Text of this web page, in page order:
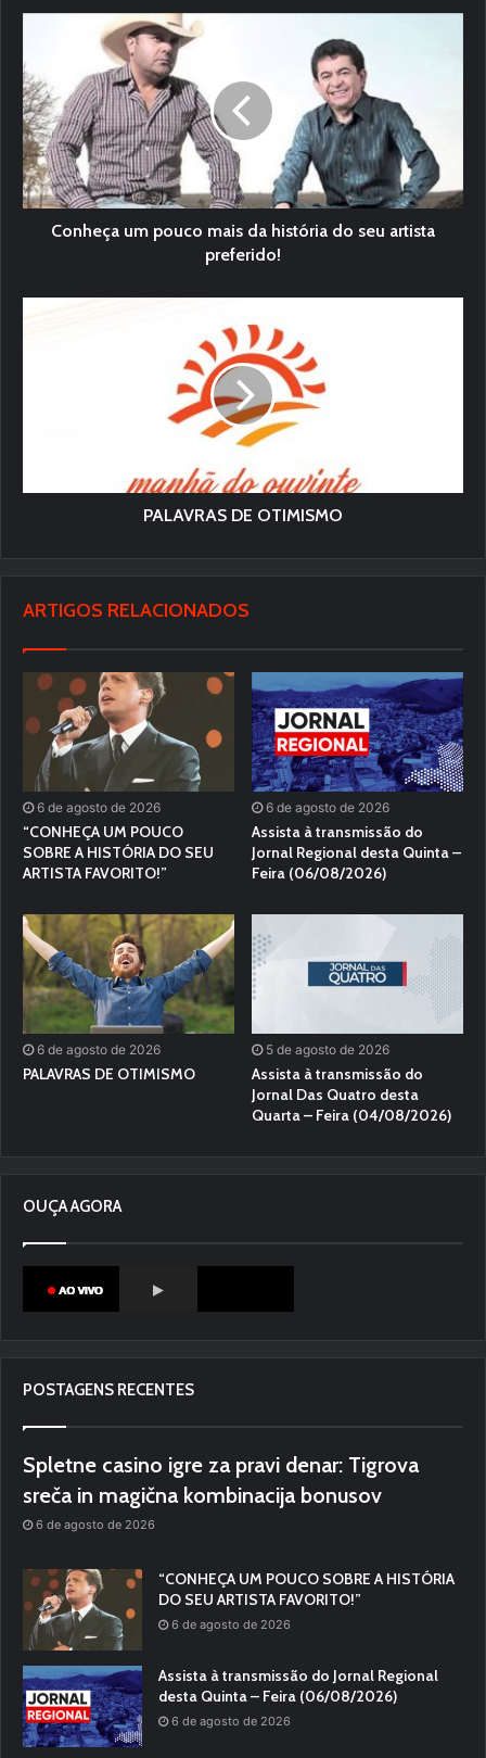
Conheça um pouco mais da história do seu artista
preferido!
PALAVRAS DE OTIMISMO
ARTIGOS RELACIONADOS
6 de agosto de 2026
“CONHEÇA UM POUCO
SOBRE A HISTÓRIA DO SEU
ARTISTA FAVORITO!”
6 de agosto de 2026
Assista à transmissão do
Jornal Regional desta Quinta –
Feira (06/08/2026)
6 de agosto de 2026
PALAVRAS DE OTIMISMO
5 de agosto de 2026
Assista à transmissão do
Jornal Das Quatro desta
Quarta – Feira (04/08/2026)
OUÇA AGORA
POSTAGENS RECENTES
Spletne casino igre za pravi denar: Tigrova
sreča in magična kombinacija bonusov
6 de agosto de 2026
“CONHEÇA UM POUCO SOBRE A HISTÓRIA
DO SEU ARTISTA FAVORITO!”
6 de agosto de 2026
Assista à transmissão do Jornal Regional
desta Quinta – Feira (06/08/2026)
6 de agosto de 2026